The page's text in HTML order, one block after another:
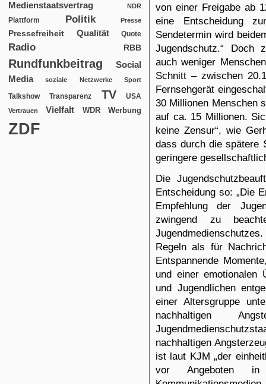
Medienstaatsvertrag NDR
Plattform Politik Presse
Pressefreiheit Qualität Quote
Radio RBB
Rundfunkbeitrag
Social
Media
soziale Netzwerke Sport
Talkshow Transparenz TV USA
Vertrauen Vielfalt WDR Werbung
ZDF
von einer Freigabe ab
eine Entscheidung
Sendetermin wird
Jugendschutz.“ Doch
auch weniger
Schnitt – zwischen
Fernsehgerät
30 Millionen Menschen
auf ca. 15 Millionen.
keine Zensur“, wie
dass durch die spätere
geringere
Die
Entscheidung so: „Die
Empfehlung der
zwingend zu
Regeln als für
Entspannende
und einer emotionalen
und Jugendlichen
einer Altersgruppe
nachhaltigen
nachhaltigen
ist laut KJM „der
vor Angeboten in